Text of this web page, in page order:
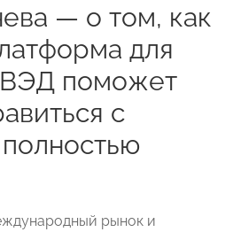
— о том, как
для
ВЭД поможет
с
рынок и